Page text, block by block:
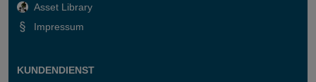
Asset Library
Impressum
KUNDENDIENST